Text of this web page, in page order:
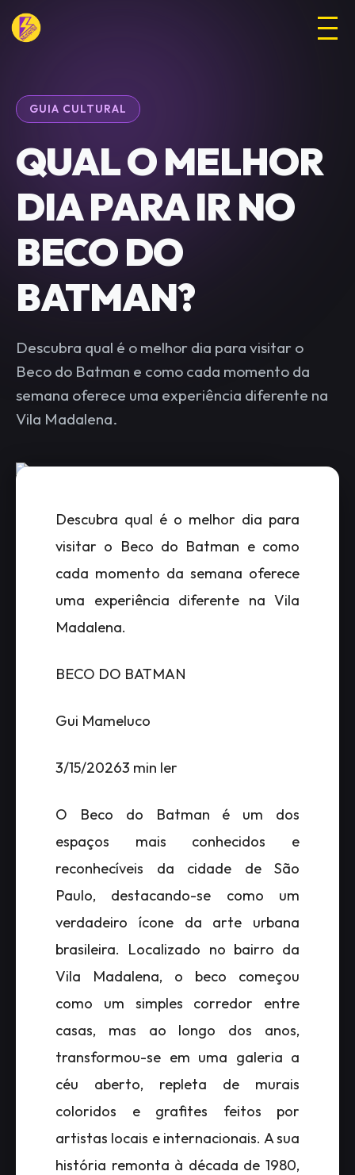
GUIA CULTURAL
QUAL O MELHOR
DIA PARA IR NO
BECO DO
BATMAN?
Descubra qual é o melhor dia para visitar o
Beco do Batman e como cada momento da
semana oferece uma experiência diferente na
Vila Madalena.
Descubra qual é o melhor dia para
visitar o Beco do Batman e como
cada momento da semana oferece
uma experiência diferente na Vila
Madalena.
BECO DO BATMAN
Gui Mameluco
3/15/20263 min ler
O Beco do Batman é um dos
espaços mais conhecidos e
reconhecíveis da cidade de São
Paulo, destacando-se como um
verdadeiro ícone da arte urbana
brasileira. Localizado no bairro da
Vila Madalena, o beco começou
como um simples corredor entre
casas, mas ao longo dos anos,
transformou-se em uma galeria a
céu aberto, repleta de murais
coloridos e grafites feitos por
artistas locais e internacionais. A sua
história remonta à década de 1980,